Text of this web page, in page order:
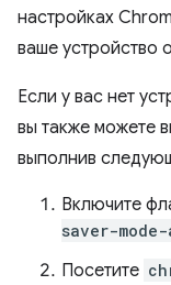
настройках
ваше устройство
Если у вас нет
вы также можете
выполнив
Включите
saver-
Посетите